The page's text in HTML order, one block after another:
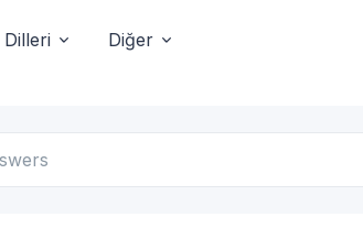
Dilleri Diğer